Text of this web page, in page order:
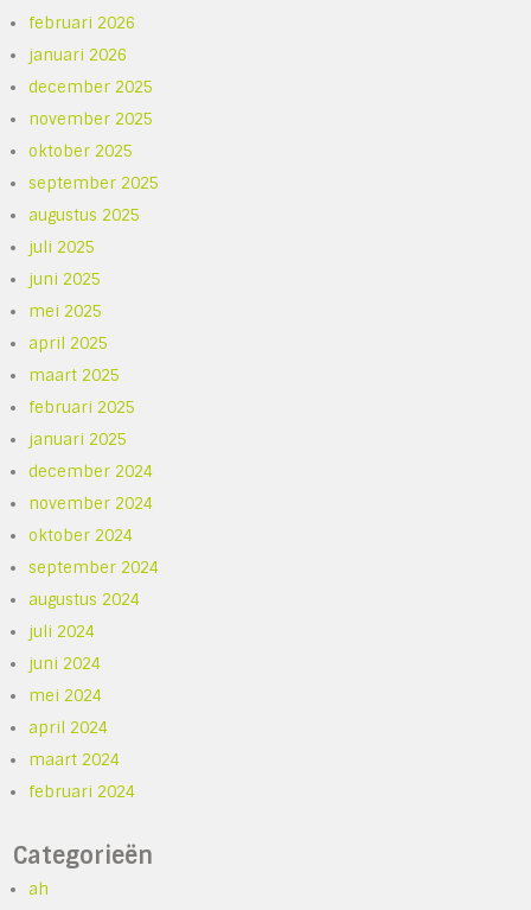
februari 2026
januari 2026
december 2025
november 2025
oktober 2025
september 2025
augustus 2025
juli 2025
juni 2025
mei 2025
april 2025
maart 2025
februari 2025
januari 2025
december 2024
november 2024
oktober 2024
september 2024
augustus 2024
juli 2024
juni 2024
mei 2024
april 2024
maart 2024
februari 2024
Categorieën
ah